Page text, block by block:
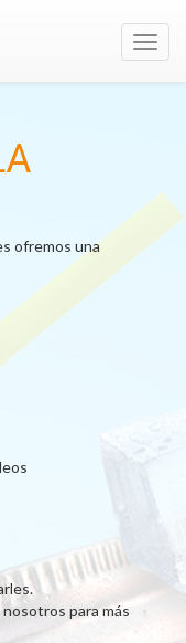
ofremos una
para más